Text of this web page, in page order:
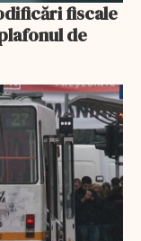
fiscale
de